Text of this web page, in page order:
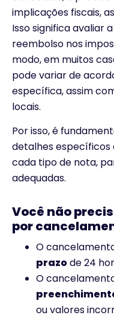
implicações fiscais,
Isso significa avaliar
reembolso nos
modo, em muitos
pode variar de
específica, assim
locais.
Por isso, é
detalhes
cada tipo de nota,
adequadas.
Você não
por
O
prazode 24
O
ou valores